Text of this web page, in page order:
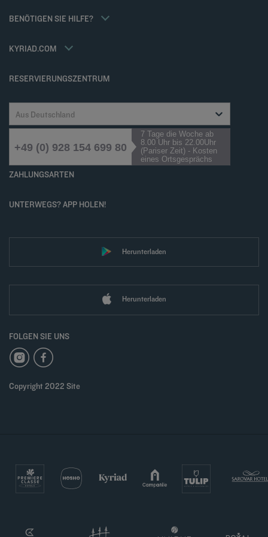
BENÖTIGEN SIE HILFE?
KYRIAD.COM
Karriere
Accessibility statement
RESERVIERUNGSZENTRUM
Aus Deutschland
+49 (0) 928 154 699 80
7 Tage die Woche ab
8.00 Uhr bis 22.00Uhr
(Pariser Zeit) - Kosten
eines Ortsgesprächs
ZAHLUNGSARTEN
UNTERWEGS? APP HOLEN!
Herunterladen
Herunterladen
FOLGEN SIE UNS
Copyright 2022 Site